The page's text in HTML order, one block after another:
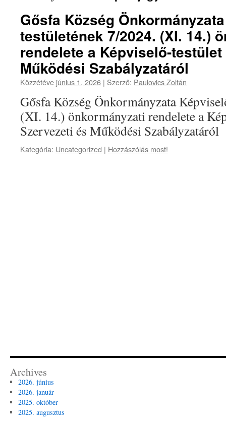
Gősfa Község
testületének 7/2024. (XI. 14.)
rendelete a Képviselő-
Működési Szabályzatáról
Közzétéve június 1, 2026 | Szerző: Paulovics Zoltán
Gősfa Község Önkormányzata
(XI. 14.) önkormányzati rendelete a
Szervezeti és Működési Szabályzatáról
Kategória: Uncategorized | Hozzászólás most!
Archives
2026. június
2026. január
2025. október
2025. augusztus